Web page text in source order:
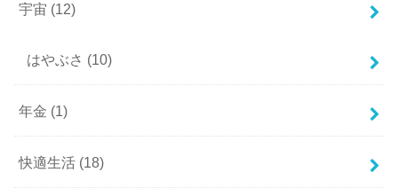
宇宙 (12)
はやぶさ (10)
年金 (1)
快適生活 (18)